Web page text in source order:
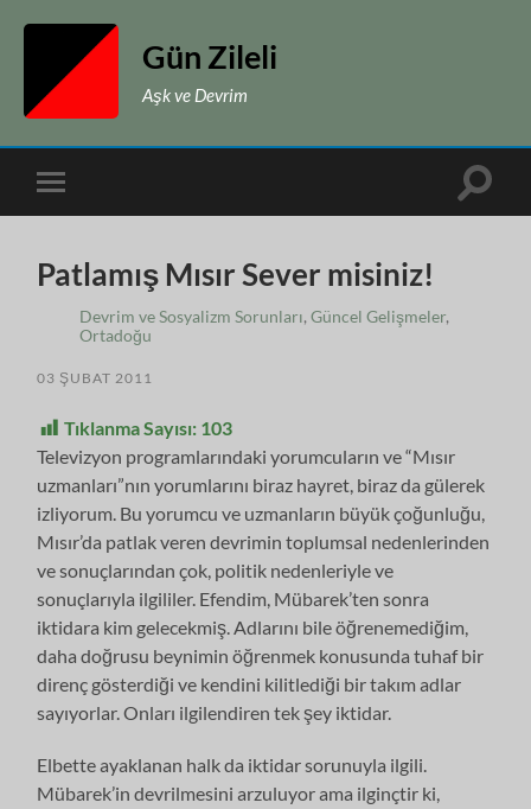
Gün Zileli
Aşk ve Devrim
Toggle
mobile
Toggle
Patlamış Mısır Sever misiniz!
Devrim ve Sosyalizm Sorunları,Güncel Gelişmeler,
Ortadoğu
03 ŞUBAT 2011
Tıklanma Sayısı: 103
Televizyon programlarındaki yorumcuların ve “Mısır
uzmanları”nın yorumlarını biraz hayret, biraz da gülerek
izliyorum. Bu yorumcu ve uzmanların büyük çoğunluğu,
Mısır’da patlak veren devrimin toplumsal nedenlerinden
ve sonuçlarından çok, politik nedenleriyle ve
sonuçlarıyla ilgililer. Efendim, Mübarek’ten sonra
iktidara kim gelecekmiş. Adlarını bile öğrenemediğim,
daha doğrusu beynimin öğrenmek konusunda tuhaf bir
direnç gösterdiği ve kendini kilitlediği bir takım adlar
sayıyorlar. Onları ilgilendiren tek şey iktidar.
Elbette ayaklanan halk da iktidar sorunuyla ilgili.
Mübarek’in devrilmesini arzuluyor ama ilginçtir ki,